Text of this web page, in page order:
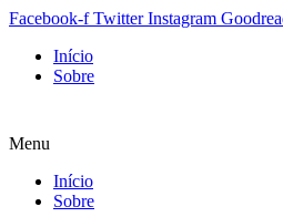
Facebook-f Twitter Instagram
Início
Sobre
Menu
Início
Sobre